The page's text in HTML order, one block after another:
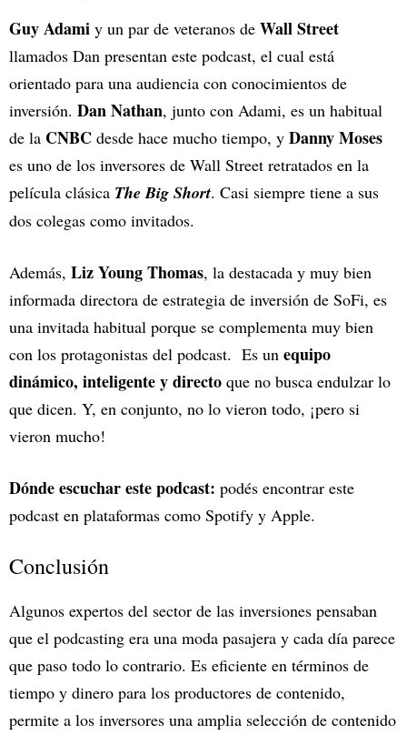
Guy Adami y un par de veteranos de Wall Street
llamados Dan presentan este podcast, el cual está
orientado para una audiencia con conocimientos de
inversión. Dan Nathan, junto con Adami, es un habitual
de la CNBC desde hace mucho tiempo, y Danny Moses
es uno de los inversores de Wall Street retratados en la
película clásica The Big Short. Casi siempre tiene a sus
dos colegas como invitados.
Además, Liz Young Thomas, la destacada y muy bien
informada directora de estrategia de inversión de SoFi, es
una invitada habitual porque se complementa muy bien
con los protagonistas del podcast. Es un equipo
dinámico, inteligente y directo que no busca endulzar lo
que dicen. Y, en conjunto, no lo vieron todo, ¡pero si
vieron mucho!
Dónde escuchar este podcast: podés encontrar este
podcast en plataformas como Spotify y Apple.
Conclusión
Algunos expertos del sector de las inversiones pensaban
que el podcasting era una moda pasajera y cada día parece
que paso todo lo contrario. Es eficiente en términos de
tiempo y dinero para los productores de contenido,
permite a los inversores una amplia selección de contenido